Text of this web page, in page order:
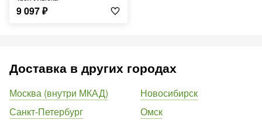
9 097₽
Доставка в других городах
Москва (внутри МКАД)
Санкт-Петербург
Новосибирск
Омск